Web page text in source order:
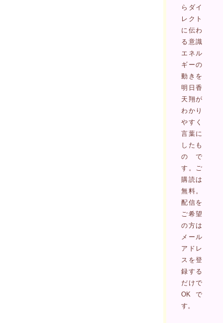
らダイ
レクト
に伝わ
る意識
エネル
ギーの
動きを
明日香
天翔が
わかり
やすく
言葉に
したも
ので
す。ご
購読は
無料。
配信を
ご希望
の方は
メール
アドレ
スを登
録する
だけで
OKで
す。